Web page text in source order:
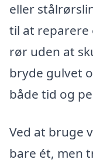
eller
til at reparere
rør uden at
bryde gulvet
både tid og
Ved at bruge
bare ét, men